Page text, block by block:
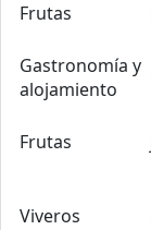
Frutas
Gastronomía y
alojamiento
Frutas
Viveros